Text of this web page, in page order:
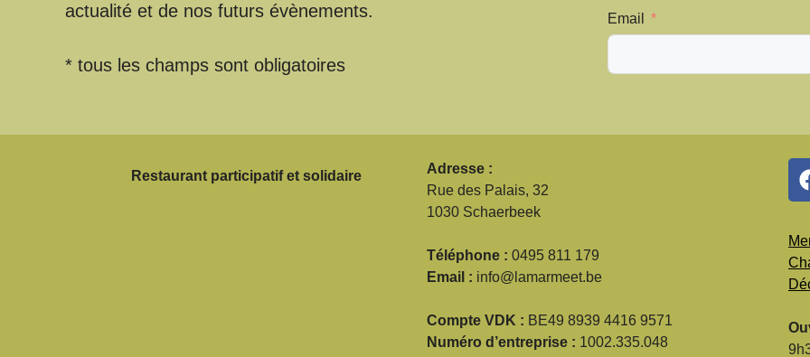
actualité et de nos futurs évènements.
* tous les champs sont obligatoires
Email
Restaurant participatif et solidaire
Adresse :
Rue des Palais, 32
1030 Schaerbeek
Téléphone : 0495 811 179
Email : info@lamarmeet.be
Compte VDK : BE49 8939 4416 9571
Numéro d’entreprise : 1002.335.048